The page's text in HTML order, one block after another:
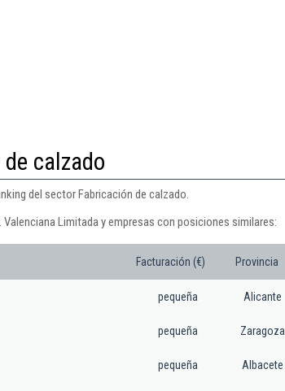
calzado
del sector Fabricación de calzado.
Limitada y empresas con posiciones similares:
Facturación (€) Provincia
pequeña Alicante
pequeña Zaragoza
pequeña Albacete